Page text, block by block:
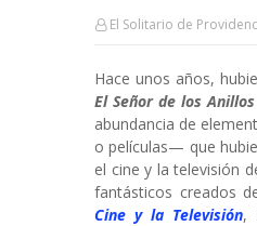
El Solitario de
Hace unos años,
El Señor de los Anillos
abundancia de
o películas— que
el cine y la televisión
fantásticos creados
Cine y la Televisión,